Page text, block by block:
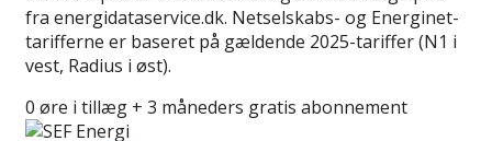
fra energidataservice.dk. Netselskabs- og Energinet-
tarifferne er baseret på gældende 2025-tariffer (N1 i
vest, Radius i øst).
0 øre i tillæg + 3 måneders gratis abonnement